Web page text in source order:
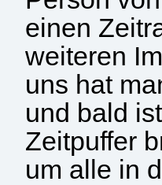
einen
weiteren
uns hat
und bald
Zeitpuffer
um alle in